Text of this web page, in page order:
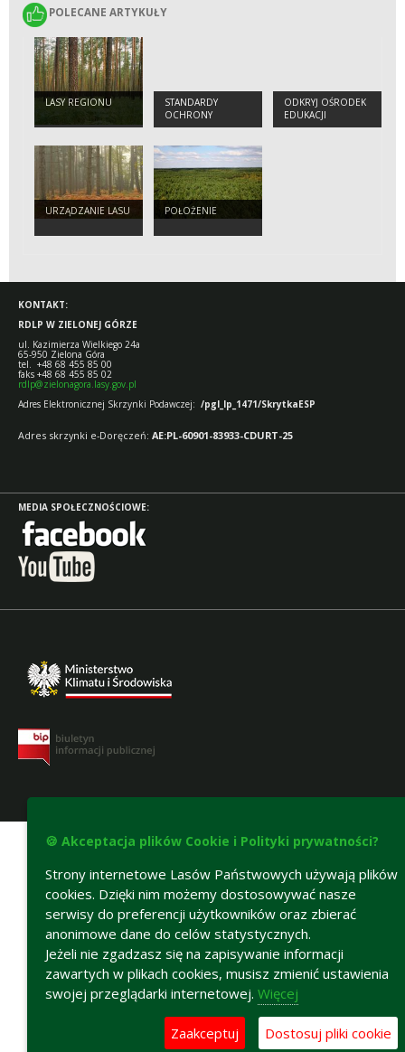
POLECANE ARTYKUŁY
POLECANE ARTYKUŁY
LASY REGIONU
STANDARDY
OCHRONY
MAŁOLETNICH
ODKRYJ OŚRODEK
EDUKACJI
PRZYRODNICZO-
URZĄDZANIE LASU POŁOŻENIE
KONTAKT:
RDLP W ZIELONEJ GÓRZE
ul. Kazimierza Wielkiego 24a
65-950 Zielona Góra
tel. +48 68 455 85 00
faks +48 68 455 85 02
rdlp@zielonagora.lasy.gov.pl
Adres Elektronicznej Skrzynki Podawczej: /pgl_lp_1471/SkrytkaESP
Adres skrzynki e-Doręczeń: AE:PL-60901-83933-CDURT-25
MEDIA SPOŁECZNOŚCIOWE:
🍪 Akceptacja plików Cookie i Polityki prywatności?
Strony internetowe Lasów Państwowych używają plików
cookies. Dzięki nim możemy dostosowywać nasze
serwisy do preferencji użytkowników oraz zbierać
anonimowe dane do celów statystycznych.
Jeżeli nie zgadzasz się na zapisywanie informacji
zawartych w plikach cookies, musisz zmienić ustawienia
swojej przeglądarki internetowej. Więcej
Zaakceptuj Dostosuj pliki cookie